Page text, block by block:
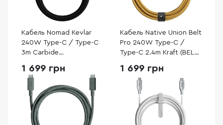
Кабель Nomad Kevlar
240W Type-C / Type-C
3m Carbide
1 699 грн
Кабель Native Union Belt
Pro 240W Type-C /
Type-C 2.4m Kraft (BELT-
1 699 грн